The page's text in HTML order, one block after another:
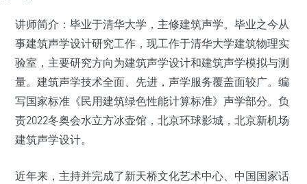
讲师简介：毕业于清华大学，主修建筑声学。毕业之今从
事建筑声学设计研究工作，现工作于清华大学建筑物理实
验室，主要研究方向为建筑声学设计和建筑声学模拟与测
量。建筑声学技术全面、先进，声学服务覆盖面较广。编
写国家标准《民用建筑绿色性能计算标准》声学部分。负
责2022冬奥会水立方冰壶馆，北京环球影城，北京新机场
建筑声学设计。
近年来，主持并完成了新天桥文化艺术中心、中国国家话